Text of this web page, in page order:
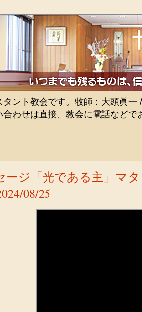
ント教会です。牧師：大頭眞
わせは直接、教会に電話などで
ージ「光である主」マ
08/25